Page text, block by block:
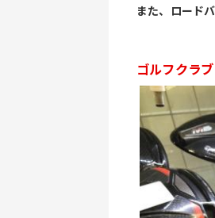
また、ロード
ゴルフクラブ